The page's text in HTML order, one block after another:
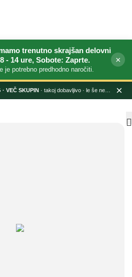
trenutno skrajšan delovni
- 14 ure, Sobote: Zaprte.
je potrebno predhodno naročiti.
×
· takoj dobavljivo · le še nekaj dni ×